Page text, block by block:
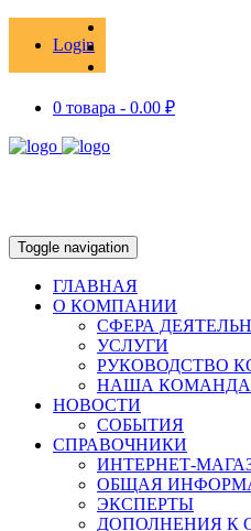
Login
0 товара - 0.00 ₽
Toggle navigation
ГЛАВНАЯ
О КОМПАНИИ
СФЕРА
УСЛУГИ
РУКОВОДСТВО
НАША КОМАНДА
НОВОСТИ
СОБЫТИЯ
СПРАВОЧНИКИ
ИНТЕРНЕТ-
ОБЩАЯ
ЭКСПЕРТЫ
ДОПОЛНЕНИЯ К